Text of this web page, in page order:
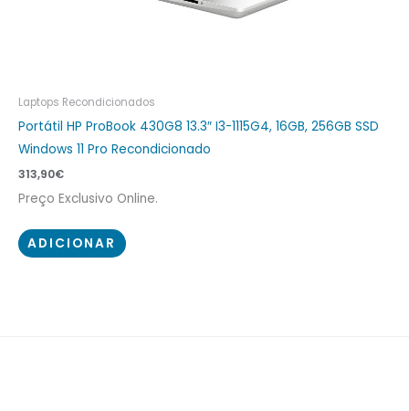
Laptops Recondicionados
Portátil HP ProBook 430G8 13.3″ I3-1115G4, 16GB, 256GB SSD
Windows 11 Pro Recondicionado
313,90€
Preço Exclusivo Online.
ADICIONAR